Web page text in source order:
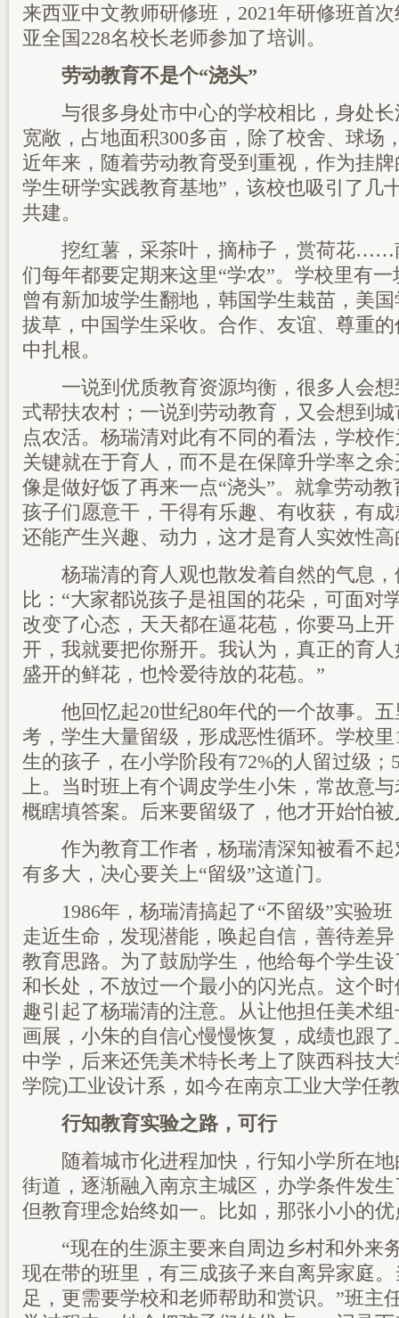
来西亚中文教师研修班，2021年研修班首
亚全国228名校长老师参加了培训。
劳动教育不是个“浇头”
与很多身处市中心的学校相比，身处长
宽敞，占地面积300多亩，除了校舍、球场
近年来，随着劳动教育受到重视，作为挂
学生研学实践教育基地”，该校也吸引了几
共建。
挖红薯，采茶叶，摘柿子，赏荷花……
们每年都要定期来这里“学农”。学校里有
曾有新加坡学生翻地，韩国学生栽苗，美
拔草，中国学生采收。合作、友谊、尊重
中扎根。
一说到优质教育资源均衡，很多人会想
式帮扶农村；一说到劳动教育，又会想到
点农活。杨瑞清对此有不同的看法，学校
关键就在于育人，而不是在保障升学率之
像是做好饭了再来一点“浇头”。就拿劳动
孩子们愿意干，干得有乐趣、有收获，有
还能产生兴趣、动力，这才是育人实效性
杨瑞清的育人观也散发着自然的气息，
比：“大家都说孩子是祖国的花朵，可面对
改变了心态，天天都在逼花苞，你要马上
开，我就要把你掰开。我认为，真正的育
盛开的鲜花，也怜爱待放的花苞。”
他回忆起20世纪80年代的一个故事。五
考，学生大量留级，形成恶性循环。学校里
生的孩子，在小学阶段有72%的人留过级；
上。当时班上有个调皮学生小朱，常故意
概瞎填答案。后来要留级了，他才开始怕
作为教育工作者，杨瑞清深知被看不起
有多大，决心要关上“留级”这道门。
1986年，杨瑞清搞起了“不留级”实验班
走近生命，发现潜能，唤起自信，善待差
教育思路。为了鼓励学生，他给每个学生
和长处，不放过一个最小的闪光点。这个
趣引起了杨瑞清的注意。从让他担任美术
画展，小朱的自信心慢慢恢复，成绩也跟
中学，后来还凭美术特长考上了陕西科技
学院)工业设计系，如今在南京工业大学任
行知教育实验之路，可行
随着城市化进程加快，行知小学所在地
街道，逐渐融入南京主城区，办学条件发
但教育理念始终如一。比如，那张小小的
“现在的生源主要来自周边乡村和外来
现在带的班里，有三成孩子来自离异家庭
足，更需要学校和老师帮助和赏识。”班主